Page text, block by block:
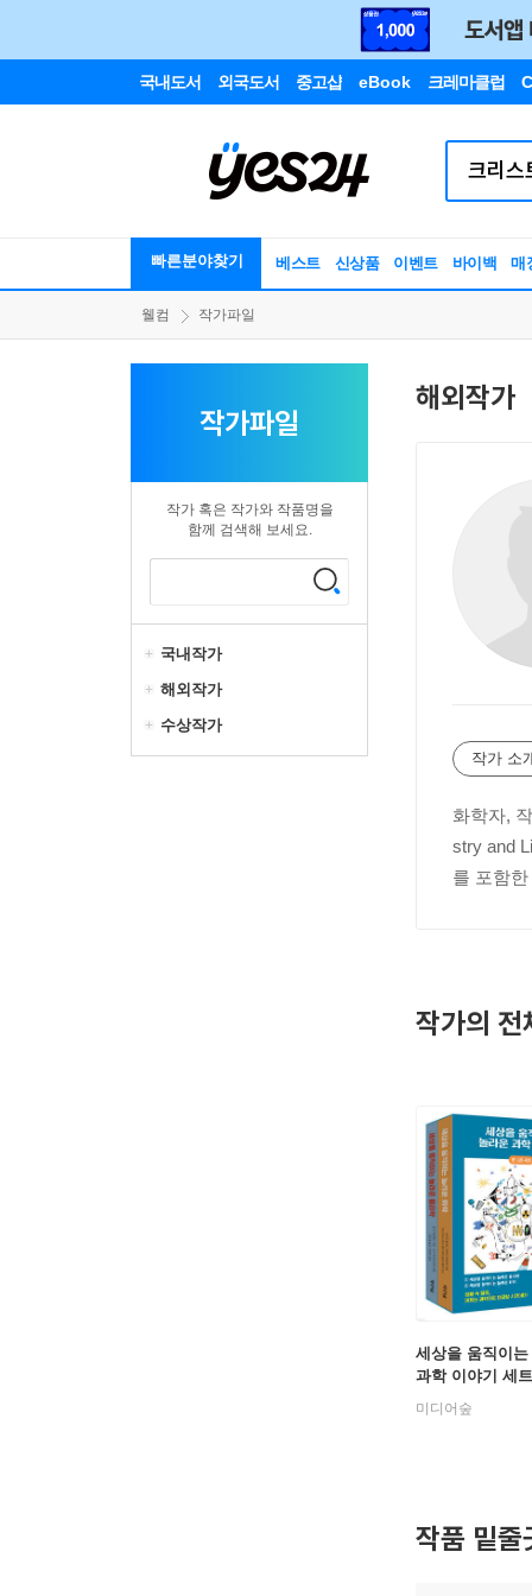
국내도서 외국도서 중고샵 eBook 크레마클럽
빠른분야찾기 베스트 신상품 이벤트 바이백 매
웰컴 작가파일
작가파일
작가 혹은 작가와 작품명을
함께 검색해 보세요.
국내작가
해외작가
수상작가
해외작가
작가 소
화학자,
stry and
를 포함
작가의 전
세상을 움직이
과학 이야기 세트
미디어숲
작품 밑줄